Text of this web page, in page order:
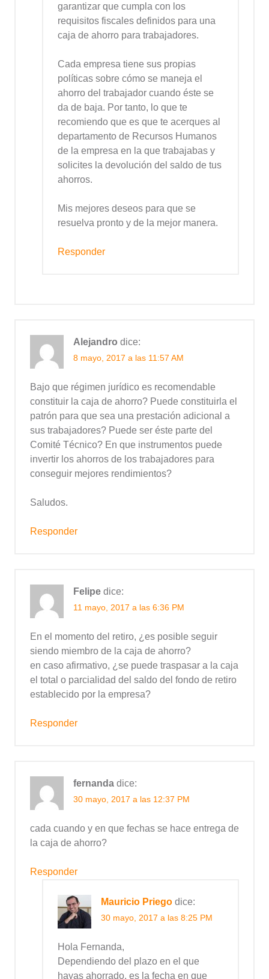
garantizar que cumpla con los
requisitos fiscales definidos para una
caja de ahorro para trabajadores.
Cada empresa tiene sus propias
políticas sobre cómo se maneja el
ahorro del trabajador cuando éste se
da de baja. Por tanto, lo que te
recomiendo que es que te acerques al
departamento de Recursos Humanos
de la empresa en la que trabajabas y
solicites la devolución del saldo de tus
ahorros.
Mis mejores deseos para que se
resuelva pronto y de la mejor manera.
Responder
Alejandro dice:
8 mayo, 2017 a las 11:57 AM
Bajo que régimen jurídico es recomendable
constituir la caja de ahorro? Puede constituirla el
patrón para que sea una prestación adicional a
sus trabajadores? Puede ser éste parte del
Comité Técnico? En que instrumentos puede
invertir los ahorros de los trabajadores para
conseguir mejores rendimientos?
Saludos.
Responder
Felipe dice:
11 mayo, 2017 a las 6:36 PM
En el momento del retiro, ¿es posible seguir
siendo miembro de la caja de ahorro?
en caso afirmativo, ¿se puede traspasar a la caja
el total o parcialidad del saldo del fondo de retiro
establecido por la empresa?
Responder
fernanda dice:
30 mayo, 2017 a las 12:37 PM
cada cuando y en que fechas se hace entrega de
la caja de ahorro?
Responder
Mauricio Priego dice:
30 mayo, 2017 a las 8:25 PM
Hola Fernanda,
Dependiendo del plazo en el que
hayas ahorrado, es la fecha en que